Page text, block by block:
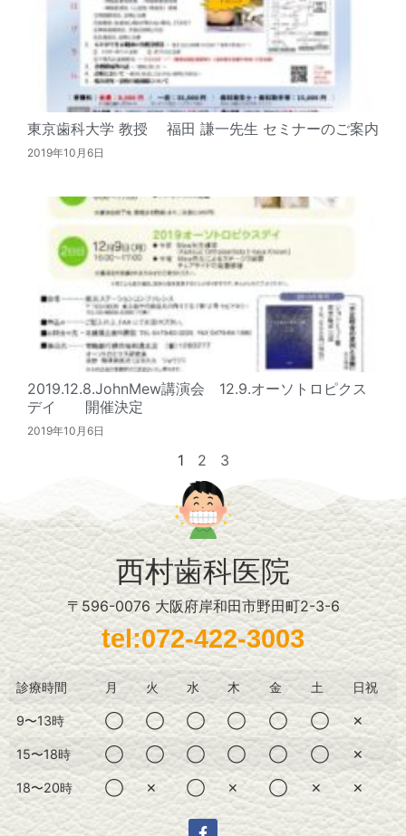
東京歯科大学 教授 福田 謙一先生 セミナーのご案内
2019年10月6日
2019.12.8.JohnMew講演会 12.9.オーソトロピクス
デイ 開催決定
2019年10月6日
1 2 3
西村歯科医院
〒596-0076 大阪府岸和田市野田町2-3-6
tel:072-422-3003
診療時間 月 火 水 木 金 土 日祝
9〜13時 ◯ ◯ ◯ ◯ ◯ ◯ ✕
15〜18時 ◯ ◯ ◯ ◯ ◯ ◯ ✕
18〜20時 ◯ ✕ ◯ ✕ ◯ ✕ ✕